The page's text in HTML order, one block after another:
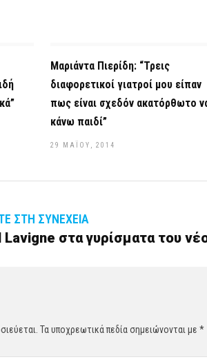
Μαριάντα Πιερίδη: “Τρεις
διαφορετικοί γιατροί μου είπαν
πως είναι σχεδόν ακατόρθωτο
κάνω παιδί”
29 ΜΑΪ́ΟΥ, 2014
ΣΤΗ ΣΥΝΈΧΕΙΑ
στα γυρίσματα του
Τα υποχρεωτικά πεδία σημειώνονται με *